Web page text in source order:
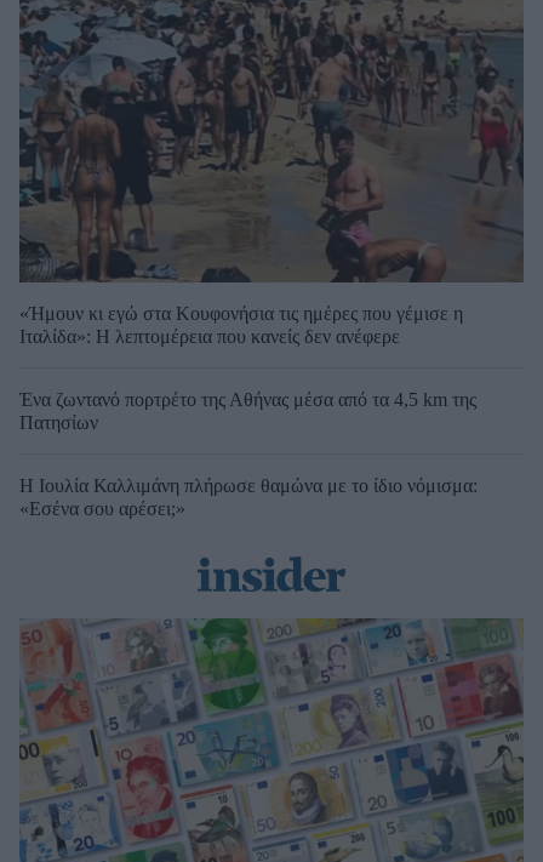
«Ήμουν κι εγώ στα Κουφονήσια τις ημέρες που γέμισε η
Ιταλίδα»: Η λεπτομέρεια που κανείς δεν ανέφερε
Ένα ζωντανό πορτρέτο της Αθήνας μέσα από τα 4,5 km της
Πατησίων
Η Ιουλία Καλλιμάνη πλήρωσε θαμώνα με το ίδιο νόμισμα:
«Εσένα σου αρέσει;»